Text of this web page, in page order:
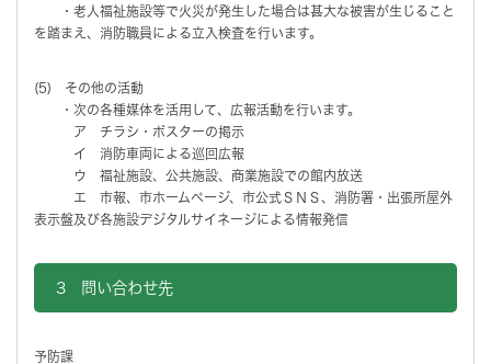
・老人福祉施設等で火災が発生した場合は甚大な被害が生じること
を踏まえ、消防職員による立入検査を行います。
(5) その他の活動
・次の各種媒体を活用して、広報活動を行います。
ア チラシ・ポスターの掲示
イ 消防車両による巡回広報
ウ 福祉施設、公共施設、商業施設での館内放送
エ 市報、市ホームページ、市公式ＳＮＳ、消防署・出張所屋外
表示盤及び各施設デジタルサイネージによる情報発信
3 問い合わせ先
予防課